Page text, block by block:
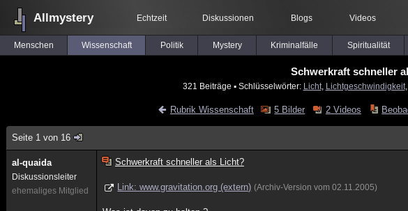
Allmystery Echtzeit Diskussionen Blogs Videos
Menschen Wissenschaft Politik Mystery Kriminalfälle Spiritualität
Schwerkraft schneller
321 Beiträge ▪ Schlüsselwörter: Licht, Lichtgeschwindigkeit,
Rubrik Wissenschaft 5 Bilder 2 Videos
Seite 1 von 16
al-quaida
Diskussionsleiter
ehemaliges Mitglied
Schwerkraft schneller als Licht?
Link: www.gravitation.org (extern) (Archiv-Version vom 02.11.2005)